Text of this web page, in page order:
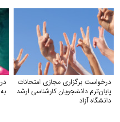
درخواست برگزاری مجازی امتحانات
پایان‌ترم دانشجویان کارشناسی ارشد
دانشگاه آزاد